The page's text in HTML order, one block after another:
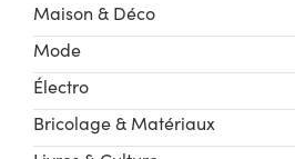
Maison & Déco
Mode
Électro
Bricolage & Matériaux